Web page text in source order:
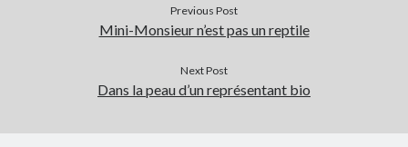
Previous Post
Mini-Monsieur n’est pas un reptile
Next Post
Dans la peau d’un représentant bio